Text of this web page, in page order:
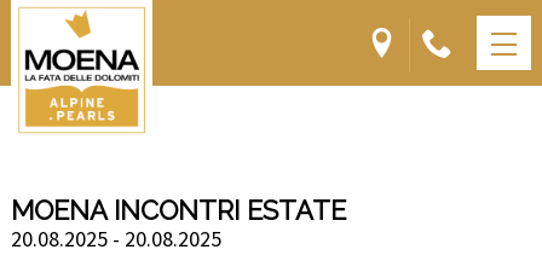
MOENA INCONTRI ESTATE
20.08.2025 - 20.08.2025